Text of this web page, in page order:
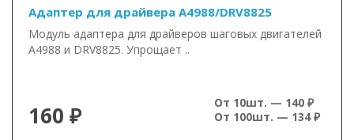
Адаптер для драйвера A4988/DRV8825
Модуль адаптера для драйверов шаговых двигателей
A4988 и DRV8825. Упрощает ..
160 ₽
От 10шт. — 140 ₽
От 100шт. — 134 ₽